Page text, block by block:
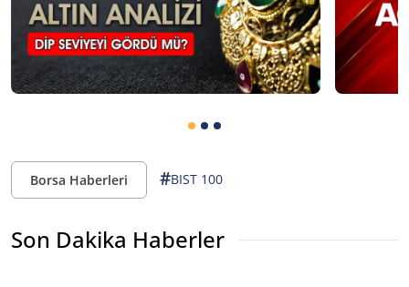
Borsa Haberleri #BIST 100
Son Dakika Haberler